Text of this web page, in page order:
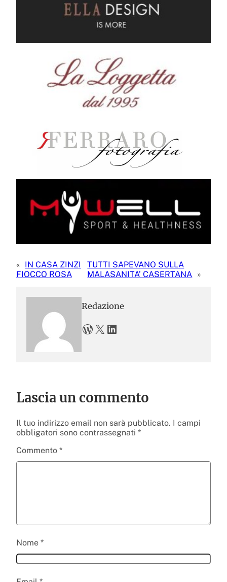
« IN CASA ZINZI
FIOCCO ROSA
TUTTI SAPEVANO SULLA
MALASANITA’ CASERTANA »
Redazione
WordPress X LinkedIn
Lascia un commento
Il tuo indirizzo email non sarà pubblicato. I campi
obbligatori sono contrassegnati *
Commento *
Nome *